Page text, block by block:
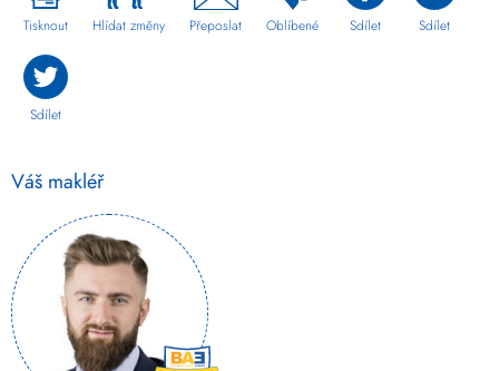
Tisknout Hlídat změny Přeposlat Oblíbené Sdílet Sdílet
Sdílet
Váš makléř